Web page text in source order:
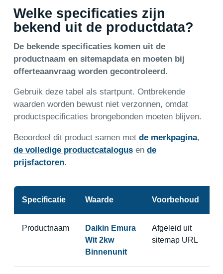
Welke specificaties zijn
bekend uit de productdata?
De bekende specificaties komen uit de
productnaam en sitemapdata en moeten bij
offerteaanvraag worden gecontroleerd.
Gebruik deze tabel als startpunt. Ontbrekende
waarden worden bewust niet verzonnen, omdat
productspecificaties brongebonden moeten blijven.
Beoordeel dit product samen met de merkpagina,
de volledige productcatalogusen de
prijsfactoren.
Specificatie Waarde Voorbehoud
Productnaam
Daikin Emura
Wit 2kw
Binnenunit
Afgeleid uit
sitemap URL